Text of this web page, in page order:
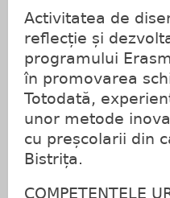
Activitatea de
reflecție și
programului
în promovarea
Totodată,
unor metode
cu preșcolarii din
Bistrița.
COMPETENȚELE